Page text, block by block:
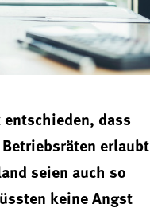
dass
erlaubt
seien auch so
keine Angst